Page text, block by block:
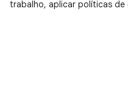
trabalho, aplicar políticas